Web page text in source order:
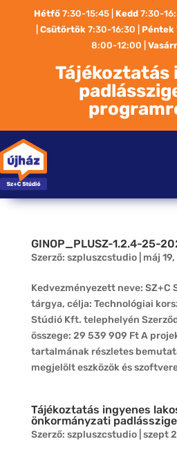
Hétfő7:30-15:45 | Kedd7:30-
|Csütörtök 7:30-16:30 | Péntek
8:00-12:00
Tájékoztatás
GINOP_PLUSZ-1.2.4-25-
Szerző: szpluszcstudio| máj
Kedvezményezett neve: SZ+C
tárgya, célja: Technológiai
Stúdió Kft. telephelyén
összege: 29 539 909 Ft A
tartalmának részletes
megjelölt eszközök és
Tájékoztatás ingyenes
önkormányzati
Szerző: szpluszcstudio| szept